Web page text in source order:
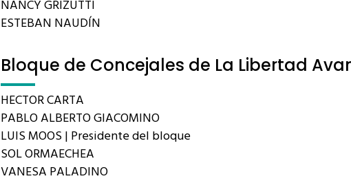
NANCY GRIZUTTI
ESTEBAN NAUDÍN
Bloque de Concejales de La Libertad
HECTOR CARTA
PABLO ALBERTO GIACOMINO
LUIS MOOS | Presidente del bloque
SOL ORMAECHEA
VANESA PALADINO